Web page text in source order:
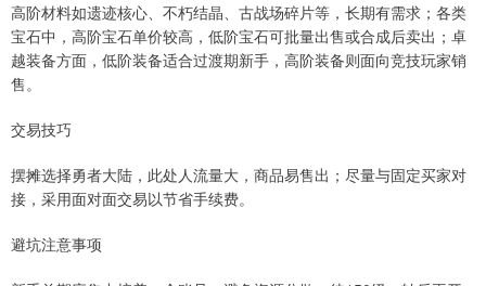
高阶材料如遗迹核心、不朽结晶、古战场碎片等，长期有需求；各类
宝石中，高阶宝石单价较高，低阶宝石可批量出售或合成后卖出；卓
越装备方面，低阶装备适合过渡期新手，高阶装备则面向竞技玩家销
售。
交易技巧
摆摊选择勇者大陆，此处人流量大，商品易售出；尽量与固定买家对
接，采用面对面交易以节省手续费。
避坑注意事项